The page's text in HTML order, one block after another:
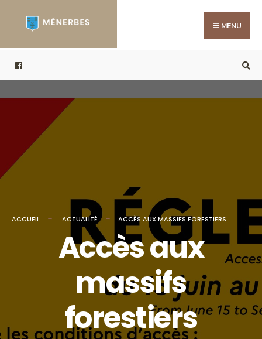
MENU
ACCUEIL ACTUALITÉ ACCÈS AUX MASSIFS FORESTIERS
Accès aux
massifs
forestiers
for: